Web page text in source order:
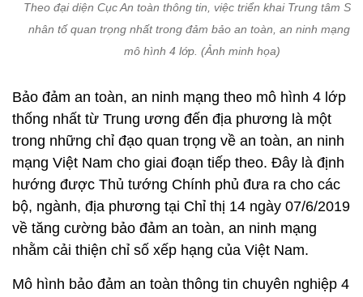
Theo đại diện Cục An toàn thông tin, việc triển khai Trung tâm
nhân tố quan trọng nhất trong đảm bảo an toàn, an ninh mạng
mô hình 4 lớp. (Ảnh minh họa)
Bảo đảm an toàn, an ninh mạng theo mô hình 4 lớp
thống nhất từ Trung ương đến địa phương là một
trong những chỉ đạo quan trọng về an toàn, an ninh
mạng Việt Nam cho giai đoạn tiếp theo. Đây là định
hướng được Thủ tướng Chính phủ đưa ra cho các
bộ, ngành, địa phương tại Chỉ thị 14 ngày 07/6/2019
về tăng cường bảo đảm an toàn, an ninh mạng
nhằm cải thiện chỉ số xếp hạng của Việt Nam.
Mô hình bảo đảm an toàn thông tin chuyên nghiệp 4